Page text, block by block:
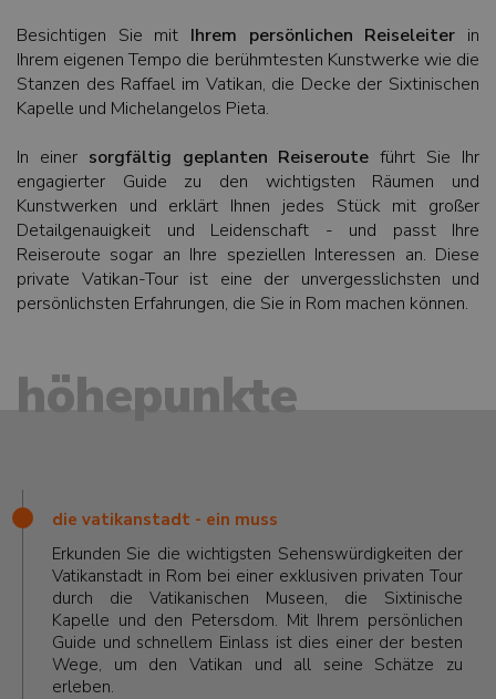
Besichtigen Sie mit Ihrem persönlichen Reiseleiter in
Ihrem eigenen Tempo die berühmtesten Kunstwerke wie die
Stanzen des Raffael im Vatikan, die Decke der Sixtinischen
Kapelle und Michelangelos Pieta.
In einer sorgfältig geplanten Reiseroute führt Sie Ihr
engagierter Guide zu den wichtigsten Räumen und
Kunstwerken und erklärt Ihnen jedes Stück mit großer
Detailgenauigkeit und Leidenschaft - und passt Ihre
Reiseroute sogar an Ihre speziellen Interessen an. Diese
private Vatikan-Tour ist eine der unvergesslichsten und
persönlichsten Erfahrungen, die Sie in Rom machen können.
höhepunkte
die vatikanstadt - ein muss
Erkunden Sie die wichtigsten Sehenswürdigkeiten der
Vatikanstadt in Rom bei einer exklusiven privaten Tour
durch die Vatikanischen Museen, die Sixtinische
Kapelle und den Petersdom. Mit Ihrem persönlichen
Guide und schnellem Einlass ist dies einer der besten
Wege, um den Vatikan und all seine Schätze zu
erleben.